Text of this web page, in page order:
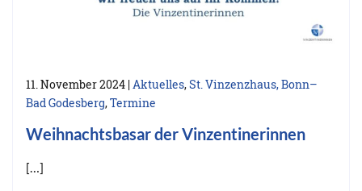
11. November 2024 | Aktuelles,St. Vinzenzhaus, Bonn–
Bad Godesberg,Termine
Weihnachtsbasar der Vinzentinerinnen
[…]